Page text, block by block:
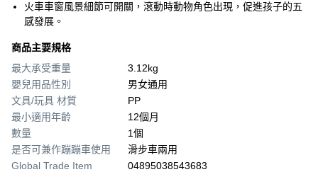
火車車窗風景細節可開關，滾動時動物角色出現，促進孩子的五
感發展。
商品主要規格
最大承受重量
3.12kg
嬰兒用品性別
男女通用
文具/玩具 材質
PP
最小適用年齡
12個月
數量
1個
是否可兼作蹦蹦車使用
滑步車兩用
Global Trade Item
04895038543683